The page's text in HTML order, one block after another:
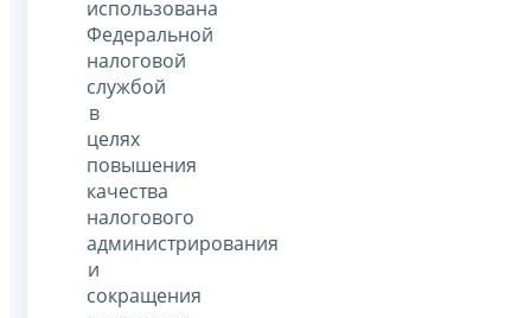
использована
Федеральной
налоговой
службой
в
целях
повышения
качества
налогового
администрирования
и
сокращения